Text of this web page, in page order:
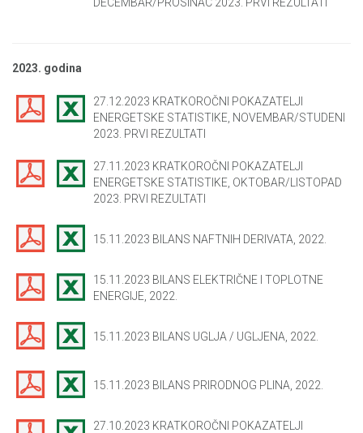
2023. godina
27.12.2023 KRATKOROČNI POKAZATELJI
ENERGETSKE STATISTIKE, NOVEMBAR/STUDENI
2023. PRVI REZULTATI
27.11.2023 KRATKOROČNI POKAZATELJI
ENERGETSKE STATISTIKE, OKTOBAR/LISTOPAD
2023. PRVI REZULTATI
15.11.2023 BILANS NAFTNIH DERIVATA, 2022.
15.11.2023 BILANS ELEKTRIČNE I TOPLOTNE
ENERGIJE, 2022.
15.11.2023 BILANS UGLJA / UGLJENA, 2022.
15.11.2023 BILANS PRIRODNOG PLINA, 2022.
27.10.2023 KRATKOROČNI POKAZATELJI